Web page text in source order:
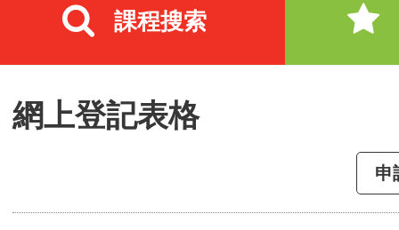
課程搜索
網上登記表格
申